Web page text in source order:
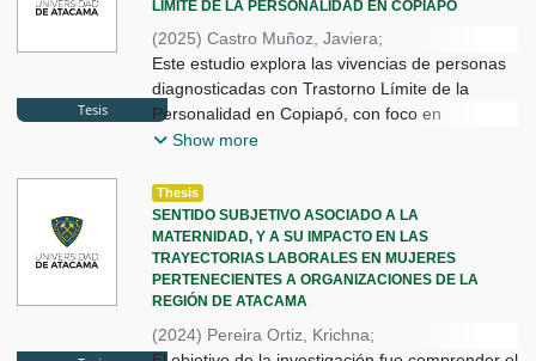
evidencian renuncia a espacios personales,
laborales y sociales, además de agotamiento
emocional, aislamiento y sobrecarga,
agravados por la falta de apoyo institucional.
Junto con ello, emergen estrategias de
resignificación y resistencia frente a la
problemática históricamente invisibilizada y
plantea la necesidad de políticas públicas que
reconozcan el cuidado como responsabilidad
colectiva.
Tesis
LÍMITE DE LA PERSONALIDAD EN COPIAPÓ
(2025) Castro Muñoz, Javiera;
Díaz Codocedo, Mei ;Brizuela Gallo, Pablo
Este estudio explora las vivencias de personas
diagnosticadas con Trastorno Límite de la
Personalidad en Copiapó, con foco en
experiencias de estigmatización. Desde un
cualitativa basada en entrevistas episódicas,
recoge relatos sobre prejuicios sociales,
soledad, autopercepción, discriminación
institucional y estigma proveniente incluso de
profesionales de salud mental. Los resultados
vínculos, acceso a espacios de cuidado y
Show more
Thesis
SENTIDO SUBJETIVO ASOCIADO A LA
MATERNIDAD, Y A SU IMPACTO EN LAS
TRAYECTORIAS LABORALES EN MUJERES
PERTENECIENTES A ORGANIZACIONES DE LA
REGIÓN DE ATACAMA
(2024) Pereira Ortiz, Krichna;